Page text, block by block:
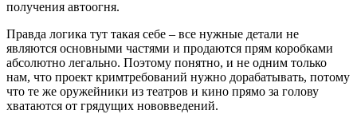
получения автоогня.
Правда логика тут такая себе – все нужные детали не
являются основными частями и продаются прям коробками
абсолютно легально. Поэтому понятно, и не одним только
нам, что проект кримтребований нужно дорабатывать, потому
что те же оружейники из театров и кино прямо за голову
хватаются от грядущих нововведений.